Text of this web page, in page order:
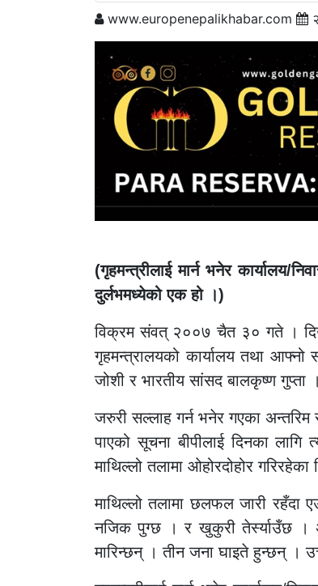
www.europenepalikhabar.com
(गृहमन्त्रीलाई मार्न भनेर कार्यालय/
दुर्लभमध्येको एक हो ।)
विक्रम संवत् २००७ चैत ३० गते ।
गृहमन्त्रालयको कार्यालय तथा आफ्नो
जोशी र भारतीय सांसद बालकृष्ण गुप्ता ।
जरुरी सल्लाह गर्न भनेर गएका अन्तरिम
पाएको सूचना बीपीलाई दिनका
माथिल्लो तलामा ओहोरदोहोर
माथिल्लो तलामा छलफल जारी रहँदा
नजिक पुग्छ । र खुकुरी तेर्स्याउँछ ।
मारिन्छन् । तीन जना घाइते हुन्छन् ।